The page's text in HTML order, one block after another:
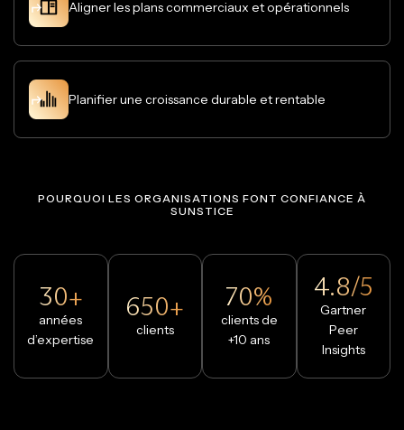
Aligner les plans commerciaux et opérationnels
Planifier une croissance durable et rentable
POURQUOI LES ORGANISATIONS FONT CONFIANCE À
SUNSTICE
30+
années
d’expertise
650+
clients
70%
clients de
+10 ans
4.8/5
Gartner
Peer
Insights